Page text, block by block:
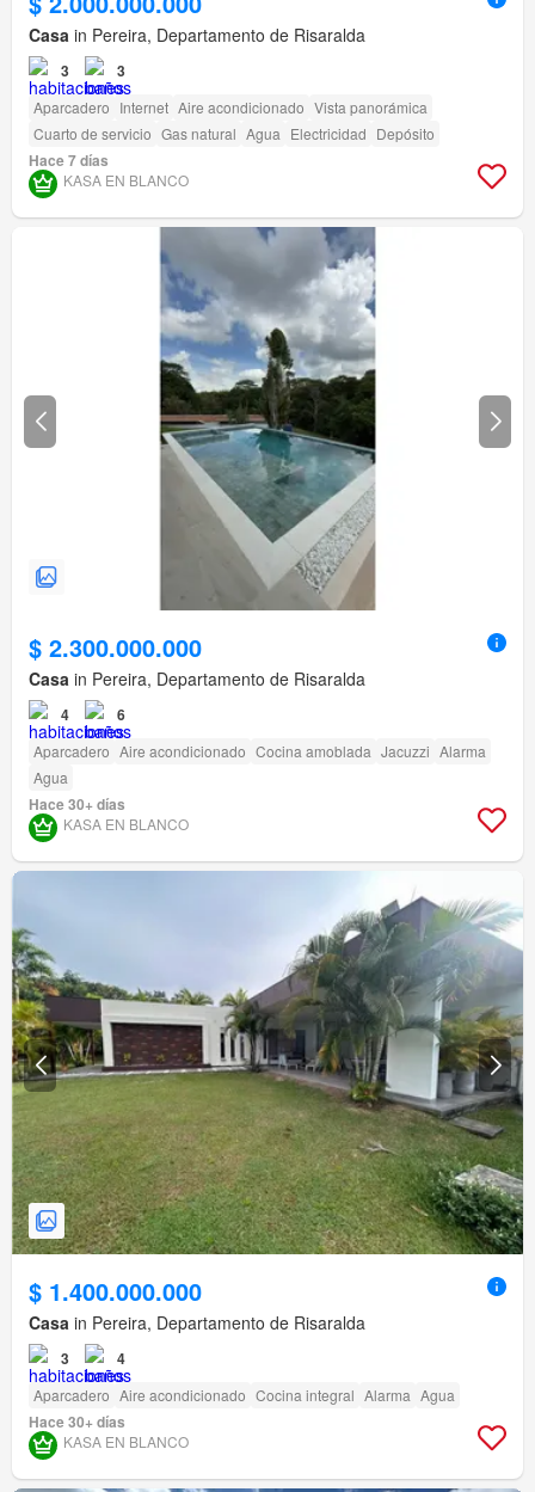
Casa in Pereira, Departamento de Risaralda
3 3
Aparcadero Internet Aire acondicionado Vista panorámica
Cuarto de servicio Gas natural Agua Electricidad Depósito
Hace 7 días
KASA EN BLANCO
$ 2.300.000.000
Casa in Pereira, Departamento de Risaralda
4 6
Aparcadero Aire acondicionado Cocina amoblada Jacuzzi Alarma
Agua
Hace 30+ días
KASA EN BLANCO
$ 1.400.000.000
Casa in Pereira, Departamento de Risaralda
3 4
Aparcadero Aire acondicionado Cocina integral Alarma Agua
Hace 30+ días
KASA EN BLANCO